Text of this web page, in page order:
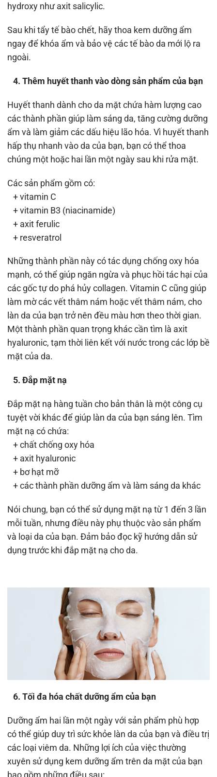
hydroxy như axit salicylic.
Sau khi tẩy tế bào chết, hãy thoa kem dưỡng ẩm
ngay để khóa ẩm và bảo vệ các tế bào da mới lộ ra
ngoài.
4. Thêm huyết thanh vào dòng sản phẩm của bạn
Huyết thanh dành cho da mặt chứa hàm lượng cao
các thành phần giúp làm sáng da, tăng cường dưỡng
ẩm và làm giảm các dấu hiệu lão hóa. Vì huyết thanh
hấp thụ nhanh vào da của bạn, bạn có thể thoa
chúng một hoặc hai lần một ngày sau khi rửa mặt.
Các sản phẩm gồm có:
+ vitamin C
+ vitamin B3 (niacinamide)
+ axit ferulic
+ resveratrol
Những thành phần này có tác dụng chống oxy hóa
mạnh, có thể giúp ngăn ngừa và phục hồi tác hại của
các gốc tự do phá hủy collagen. Vitamin C cũng giúp
làm mờ các vết thâm nám hoặc vết thâm nám, cho
làn da của bạn trở nên đều màu hơn theo thời gian.
Một thành phần quan trọng khác cần tìm là axit
hyaluronic, tạm thời liên kết với nước trong các lớp bề
mặt của da.
5. Đắp mặt nạ
Đắp mặt nạ hàng tuần cho bản thân là một công cụ
tuyệt vời khác để giúp làn da của bạn sáng lên. Tìm
mặt nạ có chứa:
+ chất chống oxy hóa
+ axit hyaluronic
+ bơ hạt mỡ
+ các thành phần dưỡng ẩm và làm sáng da khác
Nói chung, bạn có thể sử dụng mặt nạ từ 1 đến 3 lần
mỗi tuần, nhưng điều này phụ thuộc vào sản phẩm
và loại da của bạn. Đảm bảo đọc kỹ hướng dẫn sử
dụng trước khi đắp mặt nạ cho da.
6. Tối đa hóa chất dưỡng ẩm của bạn
Dưỡng ẩm hai lần một ngày với sản phẩm phù hợp
có thể giúp duy trì sức khỏe làn da của bạn và điều trị
các loại viêm da. Những lợi ích của việc thường
xuyên sử dụng kem dưỡng ẩm trên da mặt của bạn
bao gồm những điều sau: